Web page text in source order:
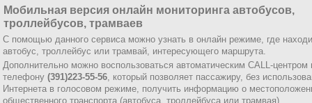
Мобильная версия онлайн мониторинга автобусов,
троллейбусов, трамваев
С помощью данного сервиса можно узнать в онлайн режиме, где
автобус, троллейбус или трамвай, интересующего маршрута.
Дополнительно можно воспользоваться автоматическим CALL-центром
телефону (391)223-55-56, который позволяет пассажиру, без
Интернета в голосовом режиме, получить информацию о
общественного транспорта (автобуса, троллейбуса или трамвая)